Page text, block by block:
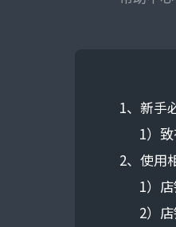
1、新手
1）
2、使用
1）
2）